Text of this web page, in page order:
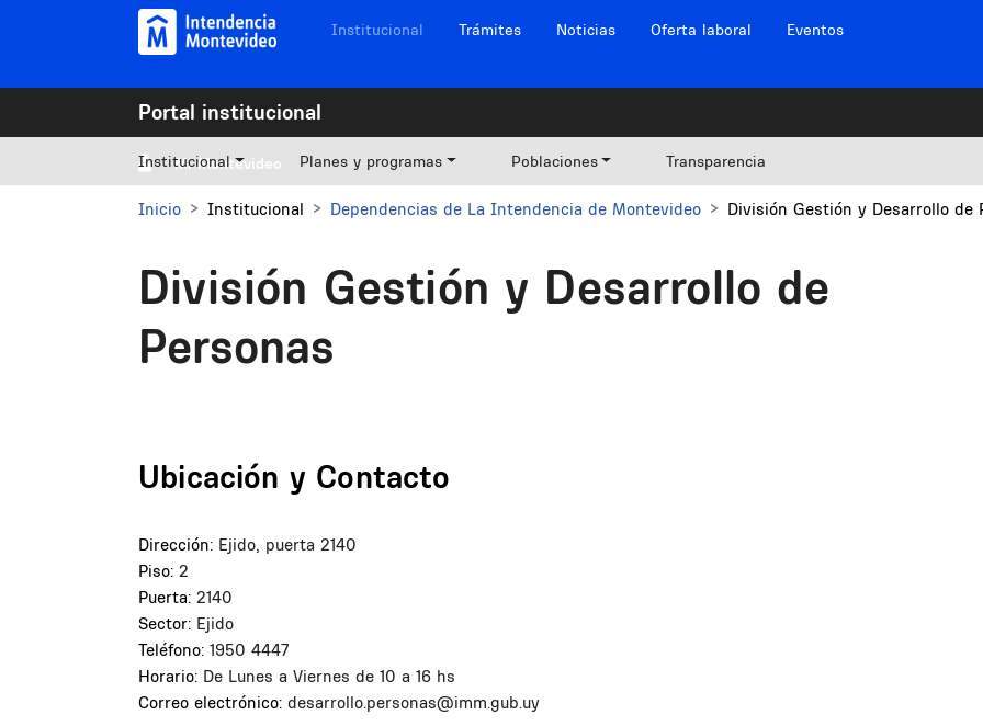
Pasar al contenido principal Navegación sitios
Institucional Trámites Noticias Oferta laboral Eventos
Portal institucional
Mi Montevideo
Institucional Planes y programas Poblaciones Transparencia
Inicio Institucional Dependencias de La Intendencia de Montevideo División Gestión y Desarrollo de
División Gestión y Desarrollo de
Personas
Ubicación y Contacto
Dirección: Ejido, puerta 2140
Piso: 2
Puerta: 2140
Sector: Ejido
Teléfono: 1950 4447
Horario: De Lunes a Viernes de 10 a 16 hs
Correo electrónico: desarrollo.personas@imm.gub.uy